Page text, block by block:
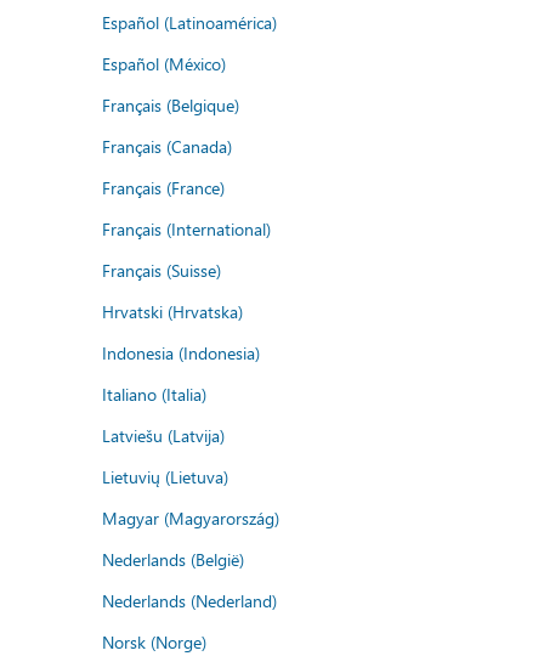
Español (Latinoamérica)
Español (México)
Français (Belgique)
Français (Canada)
Français (France)
Français (International)
Français (Suisse)
Hrvatski (Hrvatska)
Indonesia (Indonesia)
Italiano (Italia)
Latviešu (Latvija)
Lietuvių (Lietuva)
Magyar (Magyarország)
Nederlands (België)
Nederlands (Nederland)
Norsk (Norge)